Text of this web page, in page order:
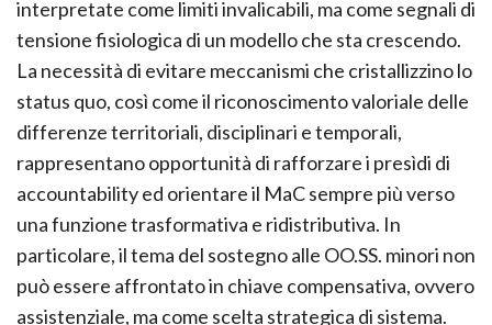
interpretate come limiti invalicabili, ma come segnali di
tensione fisiologica di un modello che sta crescendo.
La necessità di evitare meccanismi che cristallizzino lo
status quo, così come il riconoscimento valoriale delle
differenze territoriali, disciplinari e temporali,
rappresentano opportunità di rafforzare i presìdi di
accountability ed orientare il MaC sempre più verso
una funzione trasformativa e ridistributiva. In
particolare, il tema del sostegno alle OO.SS. minori non
può essere affrontato in chiave compensativa, ovvero
assistenziale, ma come scelta strategica di sistema.